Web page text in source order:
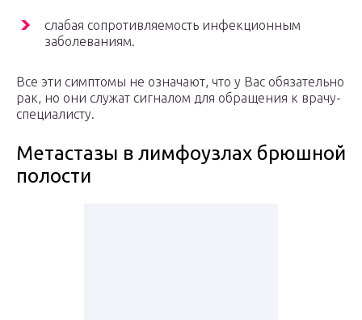
слабая сопротивляемость инфекционным
заболеваниям.
Все эти симптомы не означают, что у Вас обязательно
рак, но они служат сигналом для обращения к врачу-
специалисту.
Метастазы в лимфоузлах брюшной
полости